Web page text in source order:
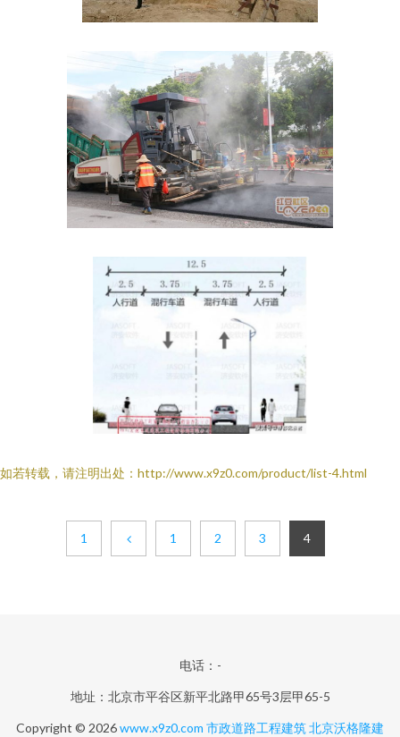
如若转载，请注明出处：http://www.x9z0.com/product/list-4.html
1 1 2 3 4
电话：-
地址：北京市平谷区新平北路甲65号3层甲65-5
Copyright © 2026www.x9z0.com 市政道路工程建筑北京沃格隆建